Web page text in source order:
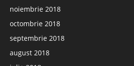
noiembrie 2018
octombrie 2018
septembrie 2018
august 2018